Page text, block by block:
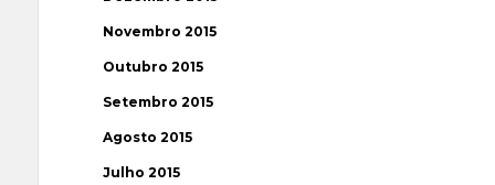
Novembro 2015
Outubro 2015
Setembro 2015
Agosto 2015
Julho 2015